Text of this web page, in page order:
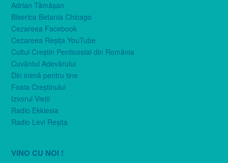
Adrian Tămăşan
Biserica Betania Chicago
Cezareea Facebook
Cezareea Reşiţa YouTube
Cultul Creştin Penticostal din România
Cuvântul Adevărului
Din inimă pentru tine
Foaia Creştinului
Izvorul Vieţii
Radio Ekklesia
Radio Levi Reşiţa
VINO CU NOI !